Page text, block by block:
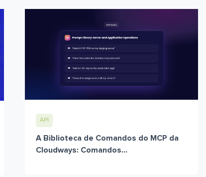
API
A Biblioteca de Comandos do MCP da
Cloudways: Comandos...